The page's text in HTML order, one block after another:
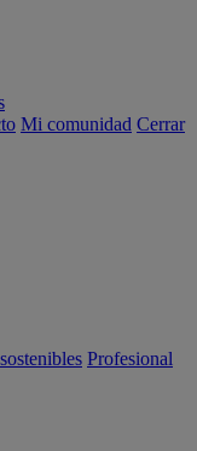
Mi comunidad Cerrar
Profesional